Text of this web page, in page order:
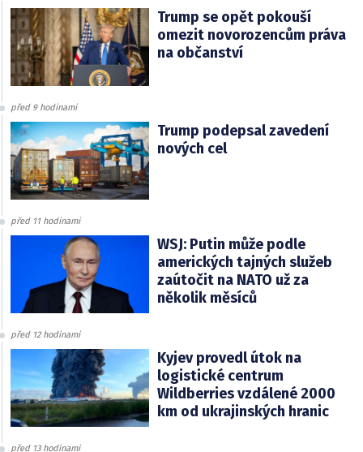
Trump se opět pokouší
omezit novorozencům práva
na občanství
před 9 hodinami
Trump podepsal zavedení
nových cel
před 11 hodinami
WSJ: Putin může podle
amerických tajných služeb
zaútočit na NATO už za
několik měsíců
před 12 hodinami
Kyjev provedl útok na
logistické centrum
Wildberries vzdálené 2000
km od ukrajinských hranic
před 13 hodinami